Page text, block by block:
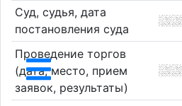
Суд, судья, дата
постановления суда
Проведение торгов
(дата, место, прием
заявок, результаты)